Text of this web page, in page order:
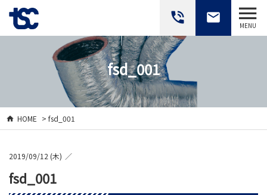
MENU
phone_in_talk email
fsd_001
HOME > fsd_001
2019/09/12 (木)
fsd_001